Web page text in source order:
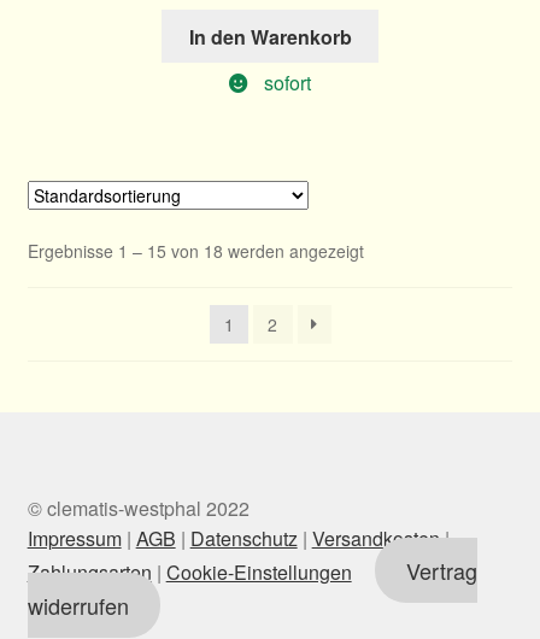
In den Warenkorb
sofort
Ergebnisse 1 – 15 von 18 werden angezeigt
1 2
© clematis-westphal 2022
Impressum| AGB | Datenschutz| Versandkosten|
Zahlungsarten | Cookie-Einstellungen
Vertrag
widerrufen